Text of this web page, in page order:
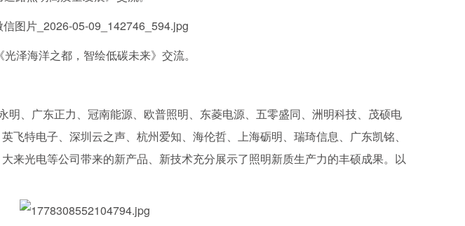
海洋之都，智绘低碳未来》交流。
、广东正力、冠南能源、欧普照明、东菱电源、五零盛同、洲明科技、茂硕电
飞特电子、深圳云之声、杭州爱知、海伦哲、上海砺明、瑞琦信息、广东凯铭、
来光电等公司带来的新产品、新技术充分展示了照明新质生产力的丰硕成果。以